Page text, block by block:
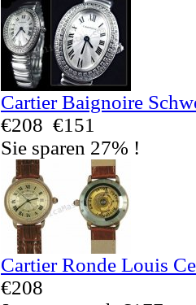
Cartier Baignoire
€208 €151
Sie sparen 27% !
Cartier Ronde Louis
€208